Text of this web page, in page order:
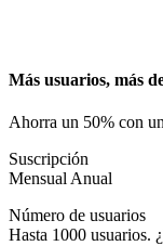
Más usuarios, más
Ahorra un 50% con
Suscripción
Mensual Anual
Número de usuarios
Hasta 1000 usuarios.